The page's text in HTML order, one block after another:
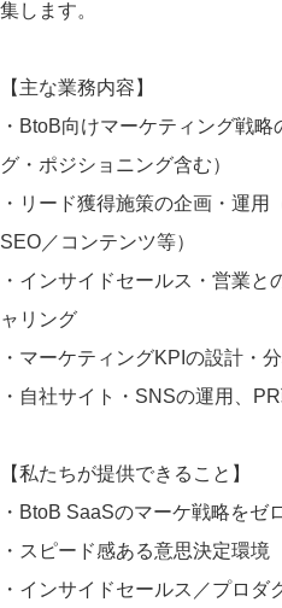
集します。
【主な業務内容】
・BtoB向けマーケティング戦
グ・ポジショニング含む）
・リード獲得施策の企画・運
SEO／コンテンツ等）
・インサイドセールス・営業
ャリング
・マーケティングKPIの設計・
・自社サイト・SNSの運用、
【私たちが提供できること】
・BtoB SaaSのマーケ戦略をゼ
・スピード感ある意思決定環境
・インサイドセールス／プロダ